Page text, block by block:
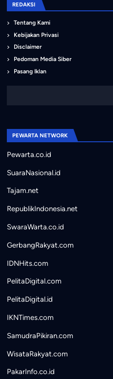
REDAKSI
Tentang Kami
Kebijakan Privasi
Disclaimer
Pedoman Media Siber
Pasang Iklan
PEWARTA NETWORK
Pewarta.co.id
SuaraNasional.id
Tajam.net
RepublikIndonesia.net
SwaraWarta.co.id
GerbangRakyat.com
IDNHits.com
PelitaDigital.com
PelitaDigital.id
IKNTimes.com
SamudraPikiran.com
WisataRakyat.com
PakarInfo.co.id